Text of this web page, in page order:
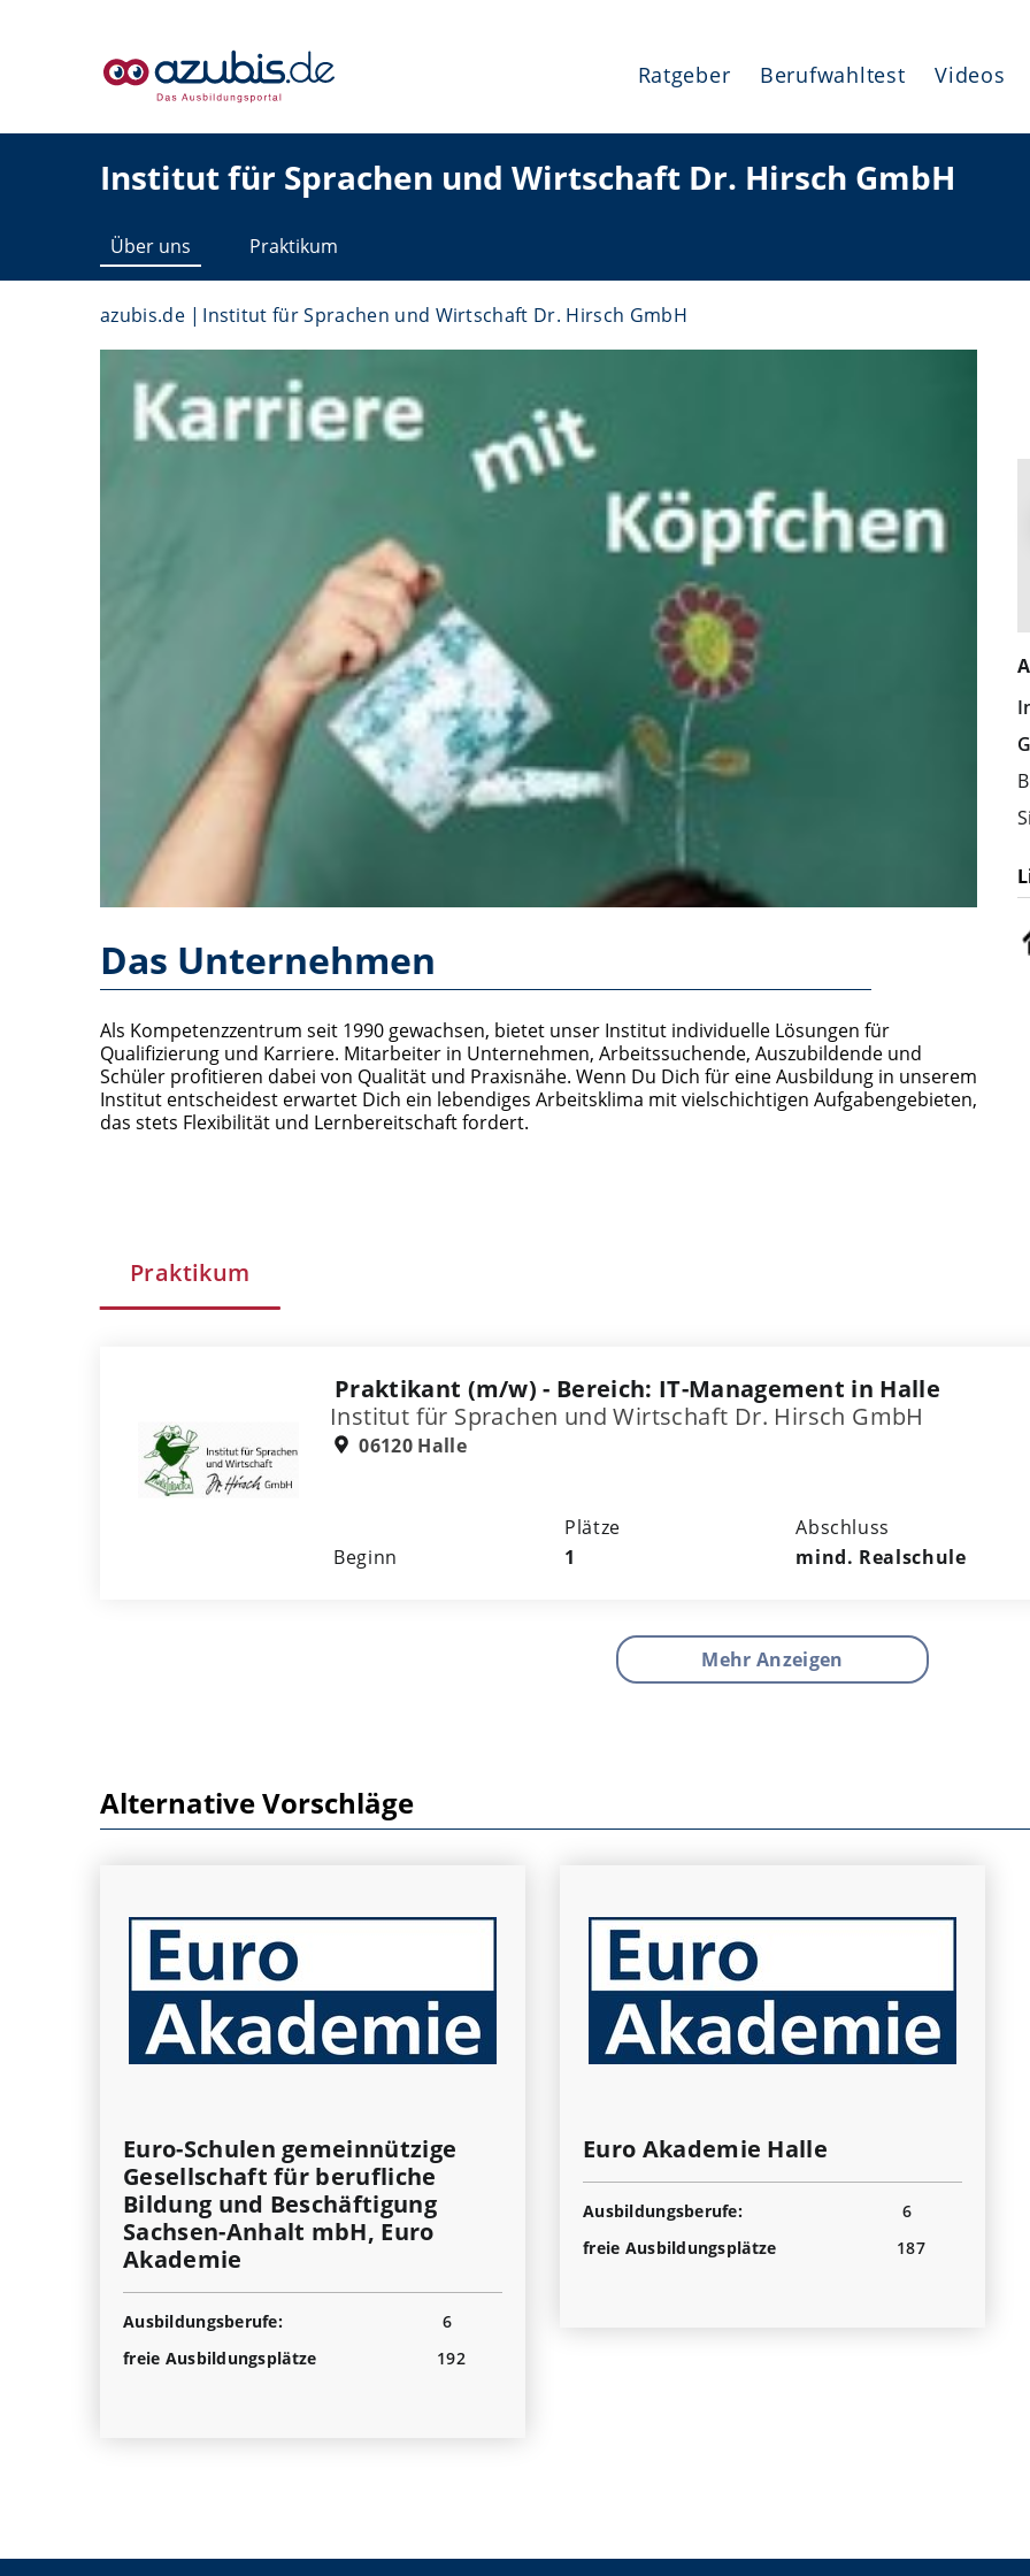
Ratgeber Berufwahltest Videos
Institut für Sprachen und Wirtschaft Dr. Hirsch GmbH
Über uns Praktikum
azubis.de Institut für Sprachen und Wirtschaft Dr. Hirsch GmbH
Das Unternehmen
Als Kompetenzzentrum seit 1990 gewachsen, bietet unser Institut individuelle Lösungen für
Qualifizierung und Karriere. Mitarbeiter in Unternehmen, Arbeitssuchende, Auszubildende und
Schüler profitieren dabei von Qualität und Praxisnähe. Wenn Du Dich für eine Ausbildung in unserem
Institut entscheidest erwartet Dich ein lebendiges Arbeitsklima mit vielschichtigen Aufgabengebieten,
das stets Flexibilität und Lernbereitschaft fordert.
Praktikum
Praktikant (m/w) - Bereich: IT-Management in Halle
Institut für Sprachen und Wirtschaft Dr. Hirsch GmbH
06120 Halle
Beginn
Plätze
1
Abschluss
mind. Realschule
Mehr Anzeigen
Alternative Vorschläge
Euro-Schulen gemeinnützige
Gesellschaft für berufliche
Bildung und Beschäftigung
Sachsen-Anhalt mbH, Euro
Akademie
Ausbildungsberufe:
6
freie Ausbildungsplätze
192
Euro Akademie Halle
Ausbildungsberufe:
6
freie Ausbildungsplätze
187